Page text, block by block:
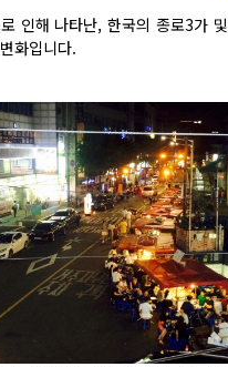
인해 나타난, 한국의 종로3가
화입니다.